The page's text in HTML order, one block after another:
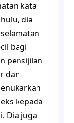
kata
dia
bagi
pensijilan
dan
kepada
Dia juga